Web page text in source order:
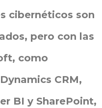
cibernéticos son
pero con las
como
CRM,
BI y SharePoint,